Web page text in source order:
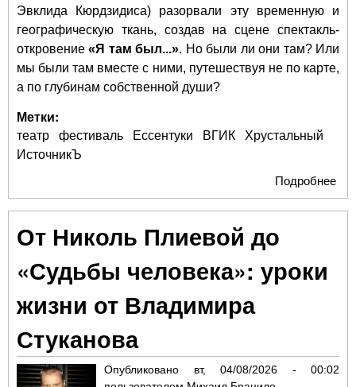
Эвклида Кюрдзидиса) разорвали эту временную и
географическую ткань, создав на сцене спектакль-
откровение«Я там был...». Но были ли они там? Или
мы были там вместе с ними, путешествуя не по карте,
а по глубинам собственной души?
Метки:
театр фестиваль Ессентуки ВГИК
Хрустальный
ИсточникЪ
Подробнее
кто
От Николь Плиевой до
«Судьбы человека»: уроки
жизни от Владимира
Стуканова
Опубликовано вт, 04/08/2026 - 00:02